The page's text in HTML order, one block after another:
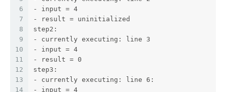
6
7
8
9
10
11
12
13
14
- input = 4
- result = uninitialized
step2:
- currently executing: line 3
- input = 4
- result = 0
step3:
- currently executing: line 6:
- input = 4